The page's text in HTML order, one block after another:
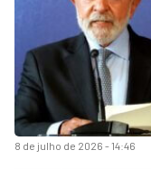
8 de julho de 2026 - 14:46